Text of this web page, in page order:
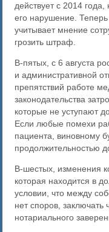
действует с 2014 года,
его нарушение.
учитывает мнение
грозить штраф.
В-пятых, с 6 августа
и административной
препятствий работе
законодательства
которые не уступают
Если любые помехи
пациента, виновному
продолжительностью
В-шестых, изменения
которая находится в
условии, что между
нет споров, заключать
нотариального